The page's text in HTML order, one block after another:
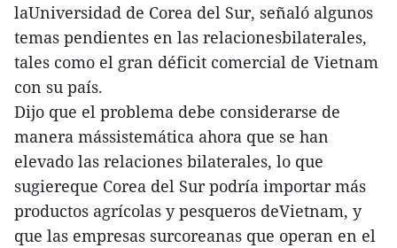
laUniversidad de Corea del Sur, señaló algunos
temas pendientes en las relacionesbilaterales,
tales como el gran déficit comercial de Vietnam
con su país.
Dijo que el problema debe considerarse de
manera mássistemática ahora que se han
elevado las relaciones bilaterales, lo que
sugiereque Corea del Sur podría importar más
productos agrícolas y pesqueros deVietnam, y
que las empresas surcoreanas que operan en el